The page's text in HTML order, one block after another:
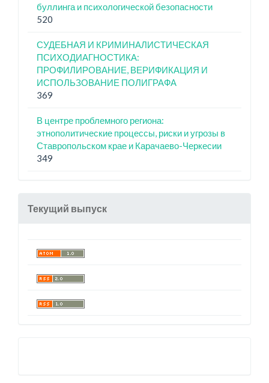
буллинга и психологической безопасности
520
СУДЕБНАЯ И КРИМИНАЛИСТИЧЕСКАЯ
ПСИХОДИАГНОСТИКА:
ПРОФИЛИРОВАНИЕ, ВЕРИФИКАЦИЯ И
ИСПОЛЬЗОВАНИЕ ПОЛИГРАФА
369
В центре проблемного региона:
этнополитические процессы, риски и угрозы в
Ставропольском крае и Карачаево-Черкесии
349
Текущий выпуск